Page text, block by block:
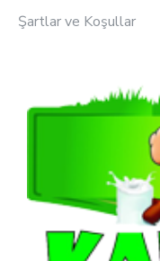
Şartlar ve Koşullar